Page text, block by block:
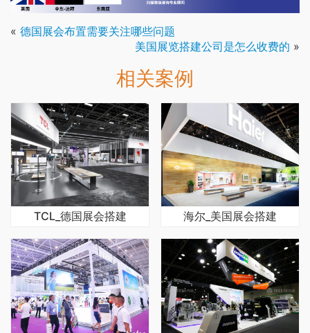
« 德国展会布置需要关注哪些问题
美国展览搭建公司是怎么收费的 »
相关案例
TCL_德国展会搭建 海尔_美国展会搭建